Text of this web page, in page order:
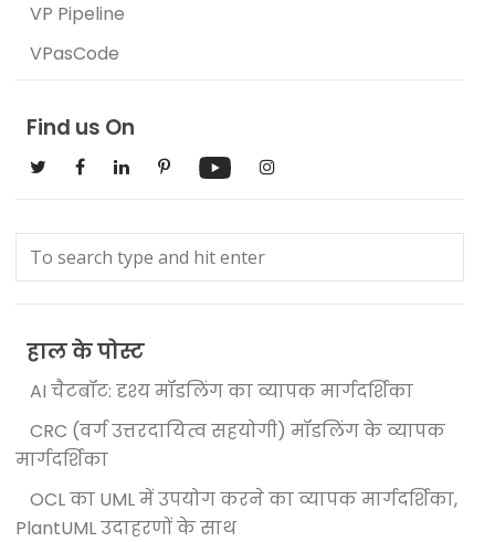
VP Pipeline
VPasCode
Find us On
हाल के पोस्ट
AI चैटबॉट: दृश्य मॉडलिंग का व्यापक मार्गदर्शिका
CRC (वर्ग उत्तरदायित्व सहयोगी) मॉडलिंग के व्यापक
मार्गदर्शिका
OCL का UML में उपयोग करने का व्यापक मार्गदर्शिका,
PlantUML उदाहरणों के साथ